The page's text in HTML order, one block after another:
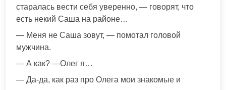
старалась вести себя уверенно, — говорят, что
есть некий Саша на районе…
— Меня не Саша зовут, — помотал головой
мужчина.
— А как? —Олег я…
— Да-да, как раз про Олега мои знакомые и